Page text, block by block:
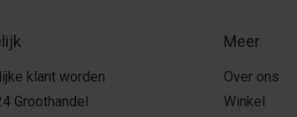
klant worden
Groothandel
Meer
Over ons
Winkel